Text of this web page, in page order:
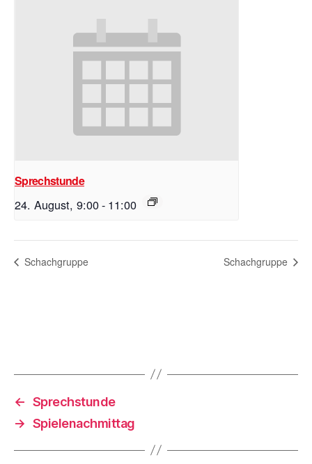
Sprechstunde
24. August, 9:00- 11:00
Schachgruppe Schachgruppe
← Sprechstunde
→ Spielenachmittag